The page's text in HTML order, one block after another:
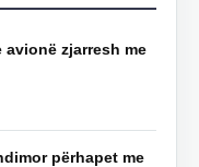
avionë zjarresh me
përhapet me